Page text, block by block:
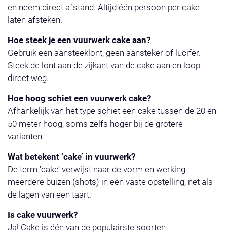
en neem direct afstand. Altijd één persoon per cake
laten afsteken.
Hoe steek je een vuurwerk cake aan?
Gebruik een aansteeklont, geen aansteker of lucifer.
Steek de lont aan de zijkant van de cake aan en loop
direct weg.
Hoe hoog schiet een vuurwerk cake?
Afhankelijk van het type schiet een cake tussen de 20 en
50 meter hoog, soms zelfs hoger bij de grotere
varianten.
Wat betekent ‘cake’ in vuurwerk?
De term ‘cake’ verwijst naar de vorm en werking:
meerdere buizen (shots) in een vaste opstelling, net als
de lagen van een taart.
Is cake vuurwerk?
Ja! Cake is één van de populairste soorten